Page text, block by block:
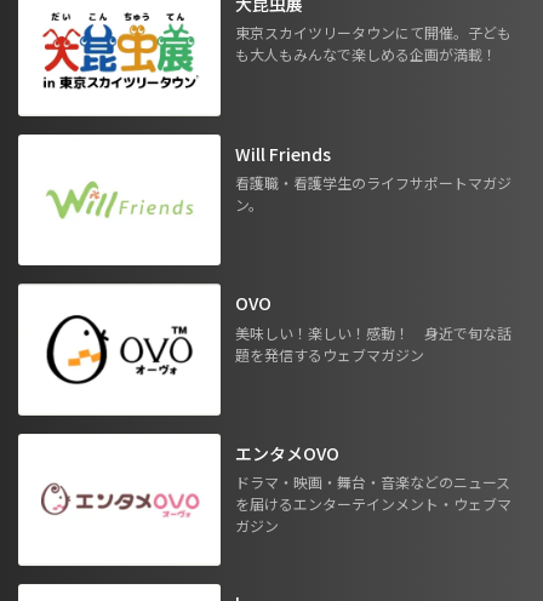
東京スカイツリータウンにて開催。子ども
も大人もみんなで楽しめる企画が満載！
Will Friends
看護職・看護学生のライフサポートマガジ
ン。
OVO
美味しい！楽しい！感動！ 身近で旬な話
題を発信するウェブマガジン
エンタメOVO
ドラマ・映画・舞台・音楽などのニュース
を届けるエンターテインメント・ウェブマ
ガジン